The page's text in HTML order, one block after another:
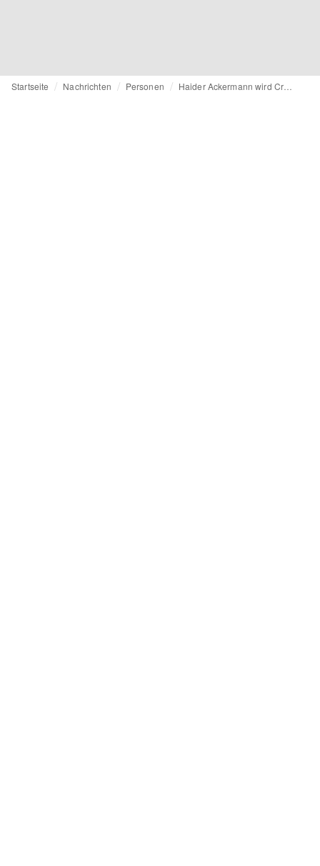
Startseite Nachrichten Personen